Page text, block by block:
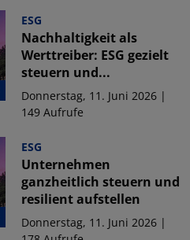
ESG
Nachhaltigkeit als
Werttreiber: ESG gezielt
steuern und...
Donnerstag, 11. Juni 2026 |
149 Aufrufe
ESG
Unternehmen
ganzheitlich steuern und
resilient aufstellen
Donnerstag, 11. Juni 2026 |